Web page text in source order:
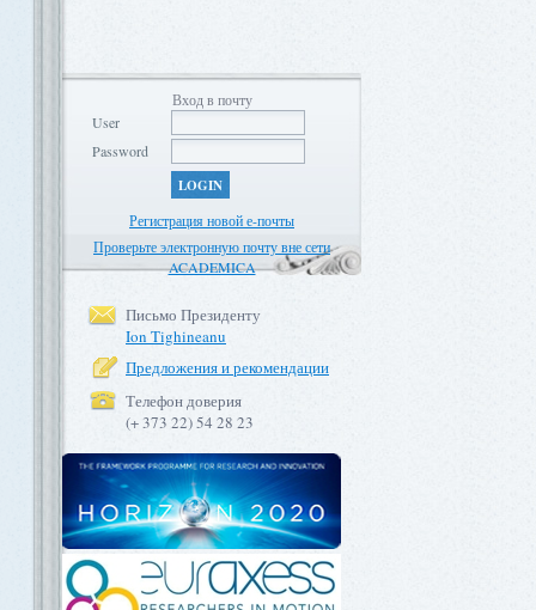
Вход в почту
User
Password
LOGIN
Регистрация новой е-почты
Проверьте электронную почту вне сети
ACADEMICA
Письмо Президенту
Ion Tighineanu
Предложения и рекомендации
Телефон доверия
(+ 373 22) 54 28 23